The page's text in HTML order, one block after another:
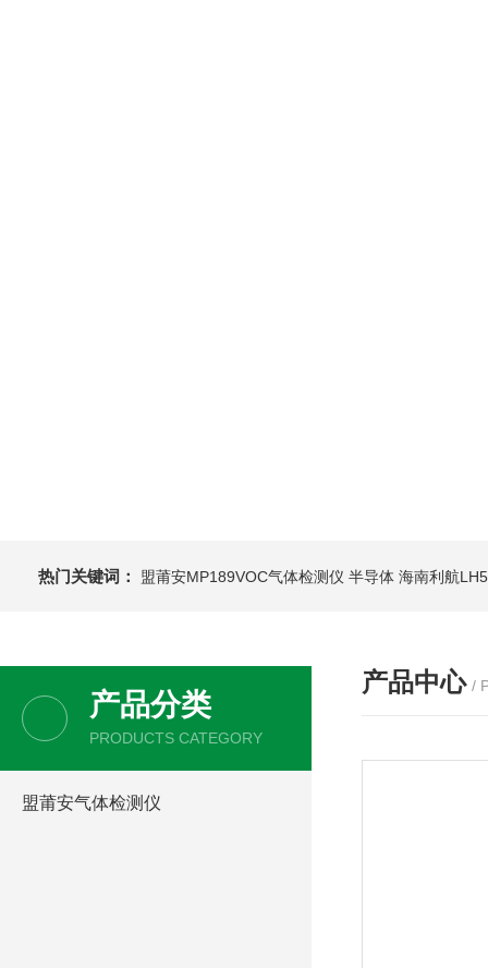
热门关键词： 盟莆安MP189VOC气体检测仪 半导体 海南利航
产品分类
PRODUCTS CATEGORY
盟莆安气体检测仪
产品中心 /